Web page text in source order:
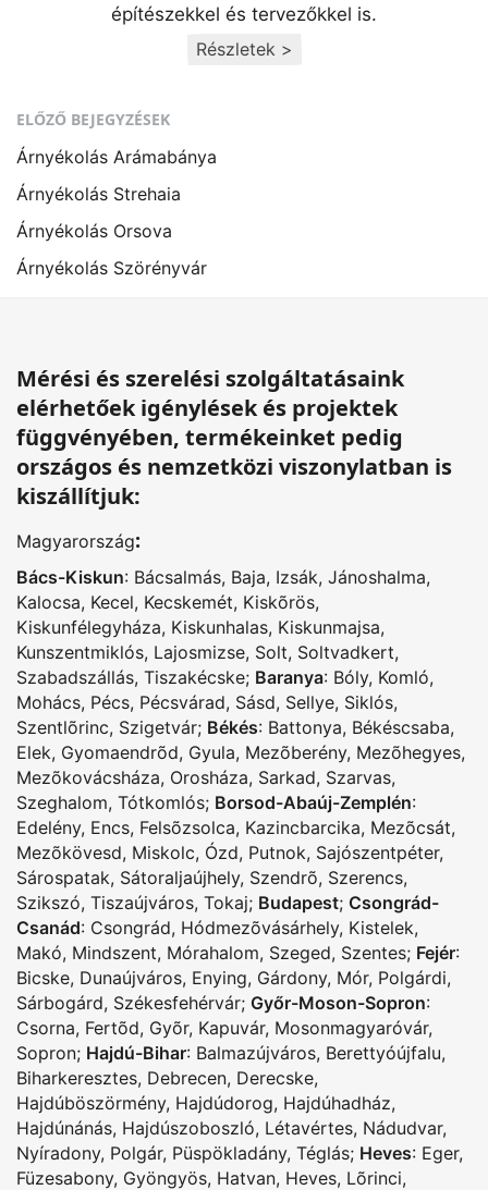
építészekkel és tervezőkkel is.
Részletek >
ELŐZŐ BEJEGYZÉSEK
Árnyékolás Arámabánya
Árnyékolás Strehaia
Árnyékolás Orsova
Árnyékolás Szörényvár
Mérési és szerelési szolgáltatásaink
elérhetőek igénylések és projektek
függvényében, termékeinket pedig
országos és nemzetközi viszonylatban is
kiszállítjuk:
Magyarország:
Bács-Kiskun: Bácsalmás, Baja, Izsák, Jánoshalma,
Kalocsa, Kecel, Kecskemét, Kiskõrös,
Kiskunfélegyháza, Kiskunhalas, Kiskunmajsa,
Kunszentmiklós, Lajosmizse, Solt, Soltvadkert,
Szabadszállás, Tiszakécske; Baranya: Bóly, Komló,
Mohács, Pécs, Pécsvárad, Sásd, Sellye, Siklós,
Szentlõrinc, Szigetvár; Békés: Battonya, Békéscsaba,
Elek, Gyomaendrõd, Gyula, Mezõberény, Mezõhegyes,
Mezõkovácsháza, Orosháza, Sarkad, Szarvas,
Szeghalom, Tótkomlós; Borsod-Abaúj-Zemplén:
Edelény, Encs, Felsõzsolca, Kazincbarcika, Mezõcsát,
Mezõkövesd, Miskolc, Ózd, Putnok, Sajószentpéter,
Sárospatak, Sátoraljaújhely, Szendrõ, Szerencs,
Szikszó, Tiszaújváros, Tokaj; Budapest; Csongrád-
Csanád: Csongrád, Hódmezõvásárhely, Kistelek,
Makó, Mindszent, Mórahalom, Szeged, Szentes; Fejér:
Bicske, Dunaújváros, Enying, Gárdony, Mór, Polgárdi,
Sárbogárd, Székesfehérvár; Győr-Moson-Sopron:
Csorna, Fertõd, Gyõr, Kapuvár, Mosonmagyaróvár,
Sopron; Hajdú-Bihar: Balmazújváros, Berettyóújfalu,
Biharkeresztes, Debrecen, Derecske,
Hajdúböszörmény, Hajdúdorog, Hajdúhadház,
Hajdúnánás, Hajdúszoboszló, Létavértes, Nádudvar,
Nyíradony, Polgár, Püspökladány, Téglás; Heves: Eger,
Füzesabony, Gyöngyös, Hatvan, Heves, Lõrinci,